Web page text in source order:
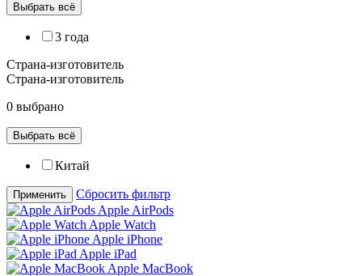
Выбрать всё
3 года
Страна-изготовитель
Страна-изготовитель
0 выбрано
Выбрать всё
Китай
Применить
Сбросить фильтр
Apple AirPods
Apple Watch
Apple iPhone
Apple iPad
Apple MacBook